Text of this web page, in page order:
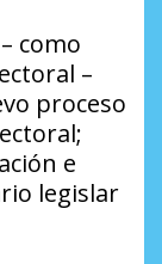
como
–
proceso
e
legislar